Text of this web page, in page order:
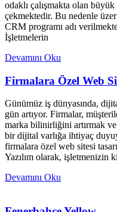
odaklı çalışmakta olan
çekmektedir. Bu nedenle
CRM programı adı
İşletmelerin
Devamını Oku
Firmalara Özel Web
Günümüz iş dünyasında,
gün artıyor. Firmalar,
marka bilinirliğini artırmak
bir dijital varlığa ihtiyaç
firmalara özel web sitesi
Yazılım olarak, işletmenizin
Devamını Oku